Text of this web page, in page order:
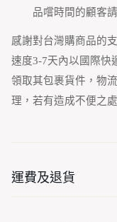
品嚐時間的顧客
感謝對台灣購商品的
速度3-7天內以國際快
領取其包裹貨件，物
理，若有造成不便之
運費及退貨